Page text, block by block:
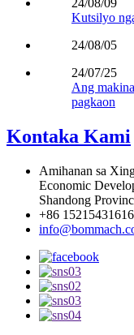
24/08/09
Kutsilyo
24/08/05
24/07/25
Ang
pagkaon
Kontaka Kami
Amihanan sa
Economic
Shandong
+86 15215431616